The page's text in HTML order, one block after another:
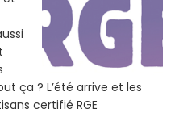
ça ? L’été arrive et les
certifié RGE